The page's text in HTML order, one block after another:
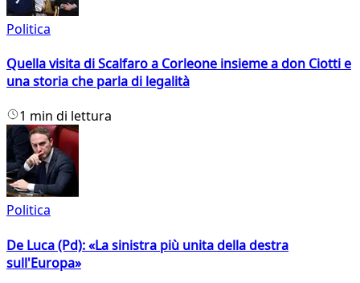
Politica
Quella visita di Scalfaro a Corleone insieme a don Ciotti e
una storia che parla di legalità
1 min di lettura
Politica
De Luca (Pd): «La sinistra più unita della destra
sull'Europa»